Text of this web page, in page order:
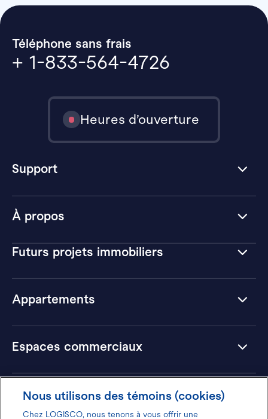
À propos
Futurs projets immobiliers
Appartements
Espaces commerciaux
Hôtels
Téléphone sans frais
+ 1-833-564-4726
Heures d’ouverture
Support
Nous utilisons des témoins (cookies)
Chez LOGISCO, nous tenons à vous offrir une